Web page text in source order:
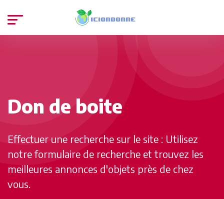
Don de boite
Effectuer une recherche sur le site : Utilisez
notre formulaire de recherche et trouvez les
meilleures annonces d'objets près de chez
vous.